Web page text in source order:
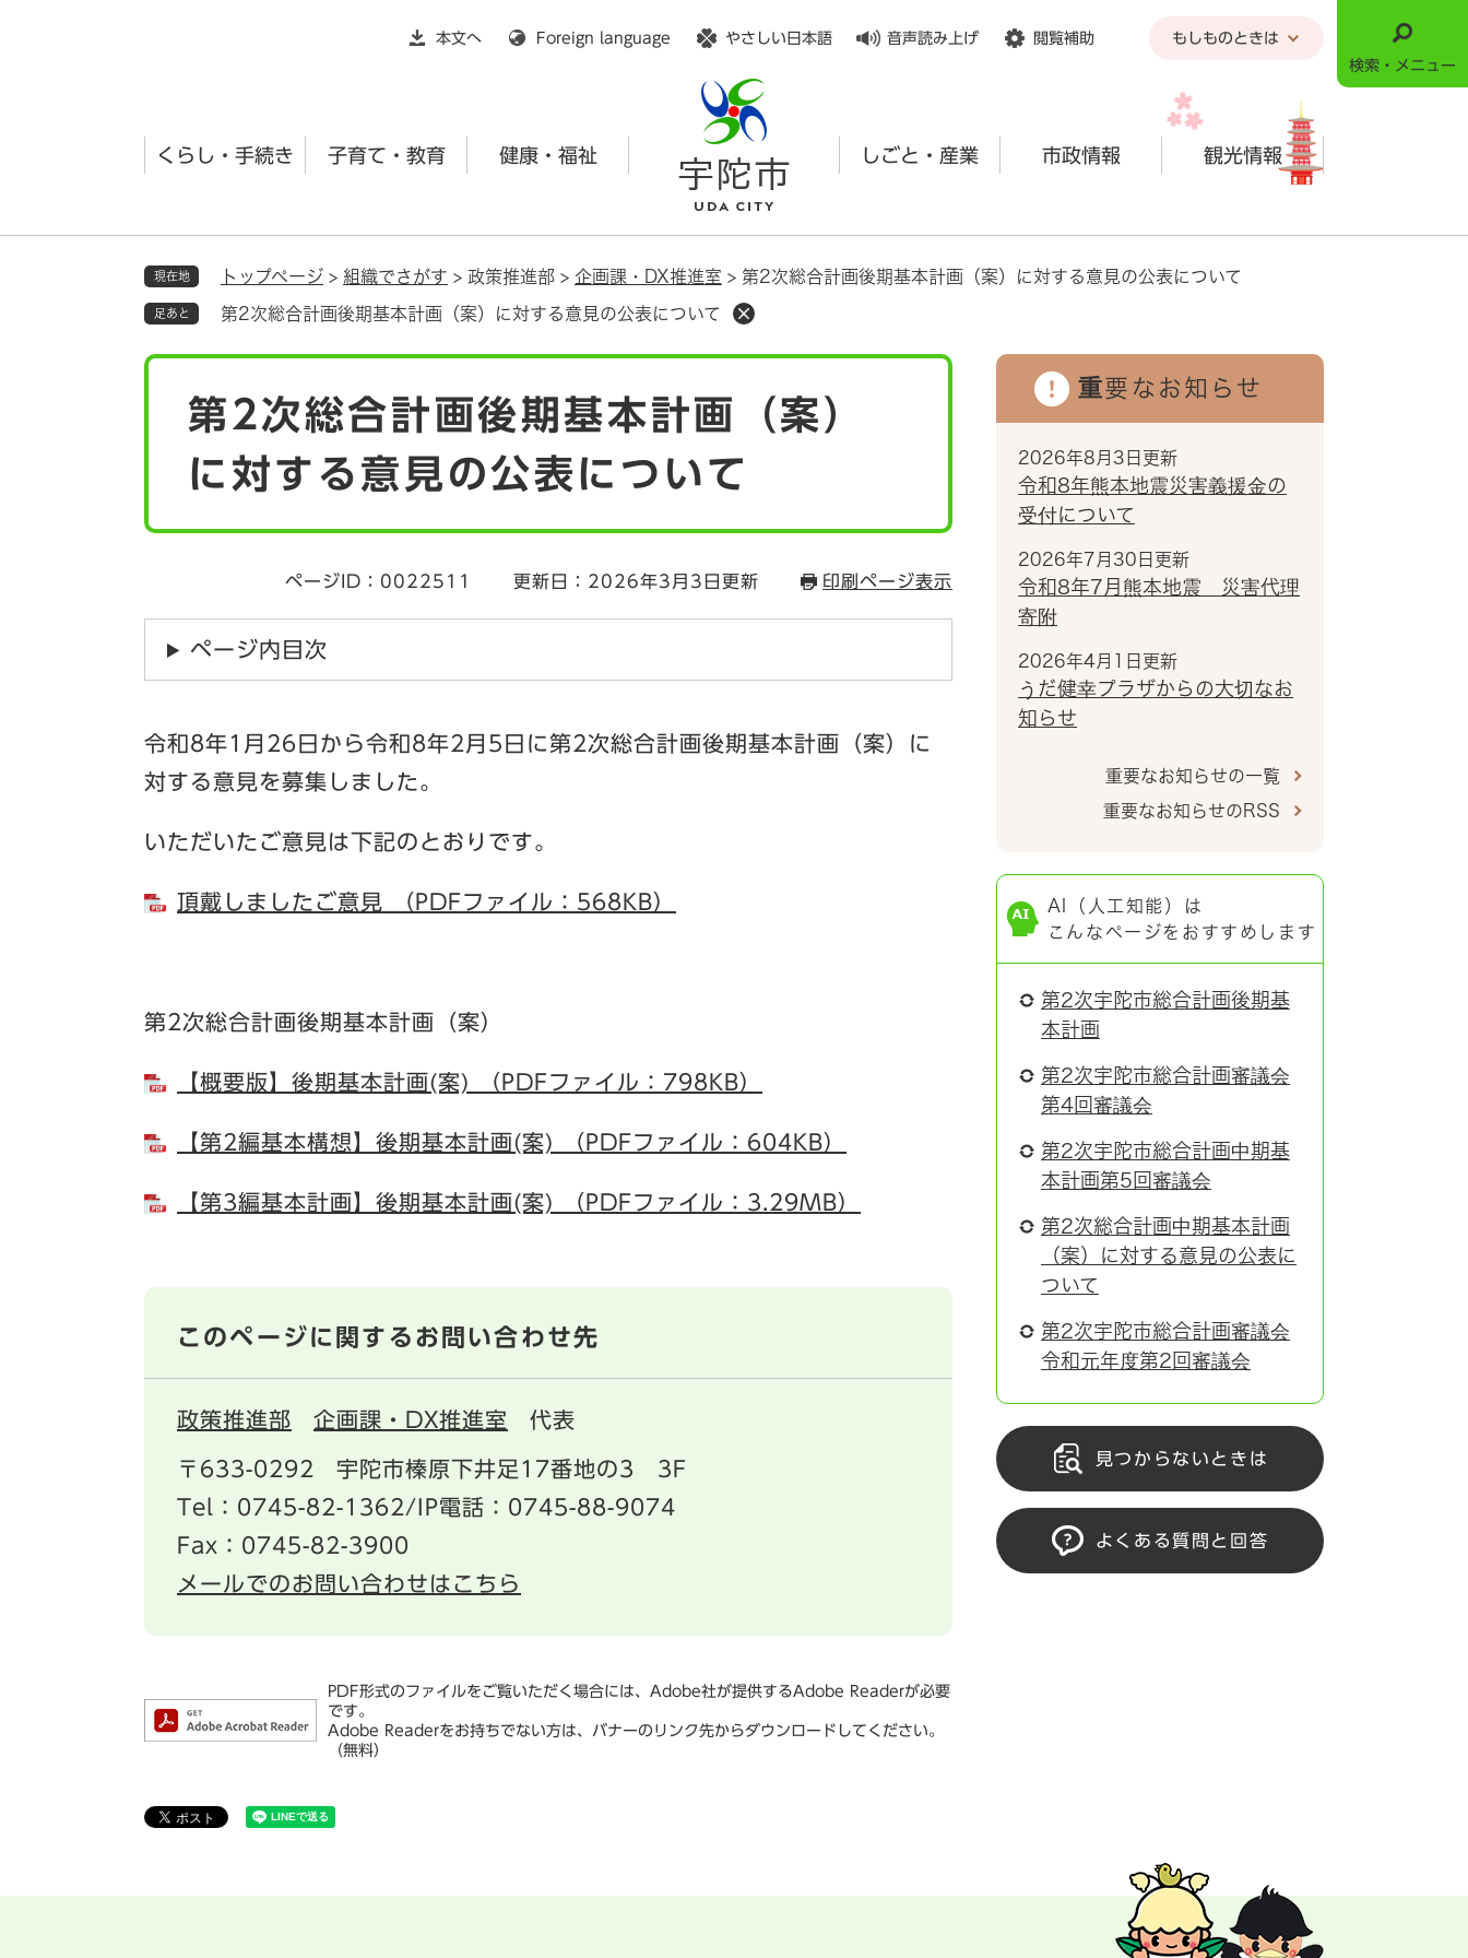
本文へ
Foreign language やさしい日本語 音声読み上げ 閲覧補助 もしものときは
くらし・手続き 子育て・教育 健康・福祉 しごと・産業 市政情報 観光情報
検索・メニュー
現在地 トップページ > 組織でさがす > 政策推進部 > 企画課・DX推進室 > 第2次総合計画後期基本計画（案）に対する意見の公表について
足あと 第2次総合計画後期基本計画（案）に対する意見の公表について
第2次総合計画後期基本計画（案）
に対する意見の公表について
ページID：0022511 更新日：2026年3月3日更新 印刷ページ表示
ページ内目次
令和8年1月26日から令和8年2月5日に第2次総合計画後期基本計画（案）に
対する意見を募集しました。
いただいたご意見は下記のとおりです。
頂戴しましたご意見 （PDFファイル：568KB）
第2次総合計画後期基本計画（案）
【概要版】後期基本計画(案) （PDFファイル：798KB）
【第2編基本構想】後期基本計画(案) （PDFファイル：604KB）
【第3編基本計画】後期基本計画(案) （PDFファイル：3.29MB）
このページに関するお問い合わせ先
政策推進部 企画課・DX推進室 代表
〒633-0292
宇陀市榛原下井足17番地の3 3F
Tel：0745-82-1362/IP電話：0745-88-9074
Fax：0745-82-3900
メールでのお問い合わせはこちら
PDF形式のファイルをご覧いただく場合には、Adobe社が提供するAdobe Readerが必要
です。
Adobe Readerをお持ちでない方は、バナーのリンク先からダウンロードしてください。
（無料）
重要なお知らせ
2026年8月3日更新
令和8年熊本地震災害義援金の
受付について
2026年7月30日更新
令和8年7月熊本地震 災害代理
寄附
2026年4月1日更新
うだ健幸プラザからの大切なお
知らせ
重要なお知らせの一覧
重要なお知らせのRSS
AI（人工知能）は
こんなページをおすすめします
第2次宇陀市総合計画後期基
本計画
第2次宇陀市総合計画審議会
第4回審議会
第2次宇陀市総合計画中期基
本計画第5回審議会
第2次総合計画中期基本計画
（案）に対する意見の公表に
ついて
第2次宇陀市総合計画審議会
令和元年度第2回審議会
見つからないときは
よくある質問と回答